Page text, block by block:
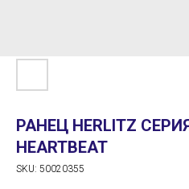
РАНЕЦ HERLITZ
HEARTBEAT
SKU: 50020355